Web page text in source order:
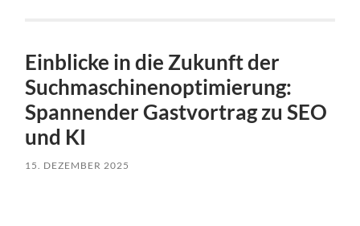
Einblicke in die Zukunft der
Suchmaschinenoptimierung:
Spannender Gastvortrag zu SEO
und KI
15. DEZEMBER 2025